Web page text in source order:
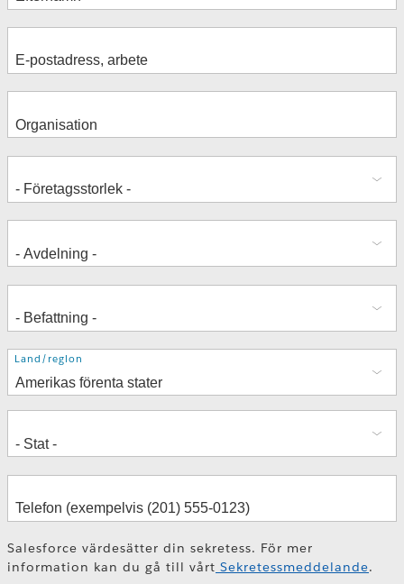
Adress
Land/region
Salesforce värdesätter din sekretess. För mer
information kan du gå till vårt Sekretessmeddelande.